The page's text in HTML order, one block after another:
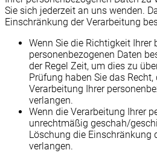
Sie sich jederzeit an uns wenden.
Einschränkung der Verarbeitung
Wenn Sie die Richtigkeit Ihrer
personenbezogenen Daten
der Regel Zeit, um dies zu
Prüfung haben Sie das
Verarbeitung Ihrer
verlangen.
Wenn die Verarbeitung Ihrer
unrechtmäßig geschah/
Löschung die Einschränkung
verlangen.